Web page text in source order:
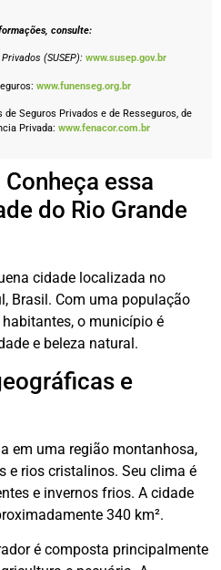
consulte:
(SUSEP): www.susep.gov.br
www.funenseg.org.br
Seguros Privados e de Resseguros, de
Privada: www.fenacor.com.br
essa
do Rio Grande
cidade localizada no
Brasil. Com uma população
o município é
e beleza natural.
e
em uma região montanhosa,
e rios cristalinos. Seu clima é
e invernos frios. A cidade
340 km².
é composta principalmente